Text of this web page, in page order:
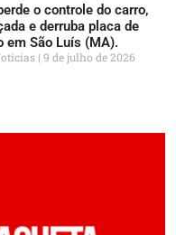
o controle do carro,
e derruba placa de
em São Luís (MA).
9 de julho de 2026